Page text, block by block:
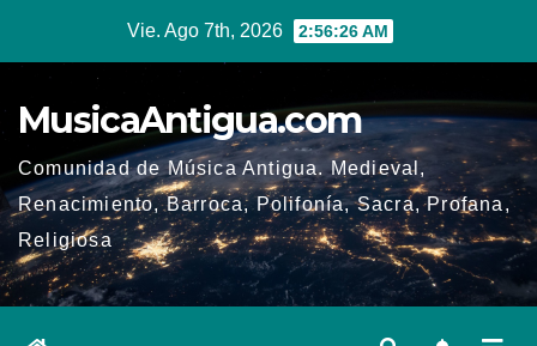
Vie. Ago 7th, 2026 2:56:27 AM
MusicaAntigua.com
Comunidad de Música Antigua. Medieval,
Renacimiento, Barroca, Polifonía, Sacra, Profana,
Religiosa